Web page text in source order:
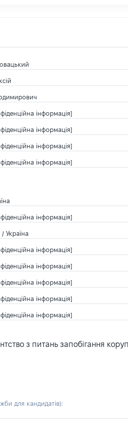
інформація]
інформація]
інформація]
інформація]
інформація]
/ Україна
інформація]
інформація]
інформація]
інформація]
інформація]
з питань запобігання
для кандидатів):